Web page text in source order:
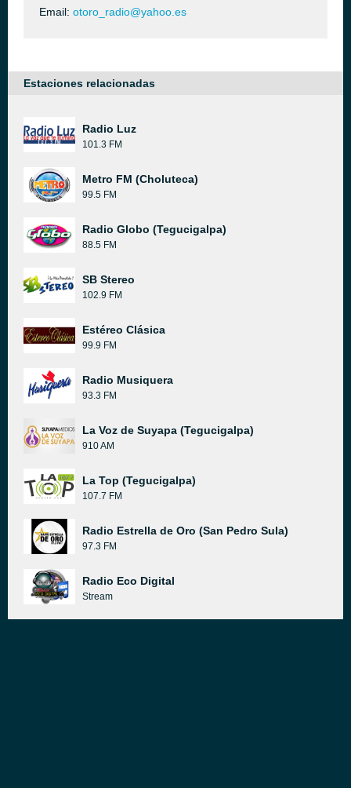
Email: otoro_radio@yahoo.es
Estaciones relacionadas
Radio Luz
101.3 FM
Metro FM (Choluteca)
99.5 FM
Radio Globo (Tegucigalpa)
88.5 FM
SB Stereo
102.9 FM
Estéreo Clásica
99.9 FM
Radio Musiquera
93.3 FM
La Voz de Suyapa (Tegucigalpa)
910 AM
La Top (Tegucigalpa)
107.7 FM
Radio Estrella de Oro (San Pedro Sula)
97.3 FM
Radio Eco Digital
Stream